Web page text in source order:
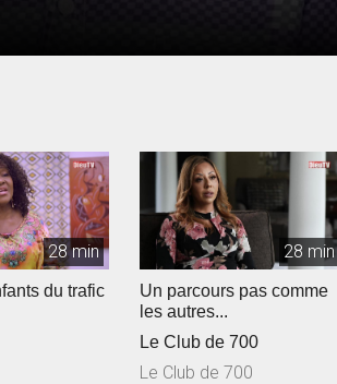
28 min
du trafic
28 min
Un parcours pas comme
les autres...
Le Club de 700
Le Club de 700